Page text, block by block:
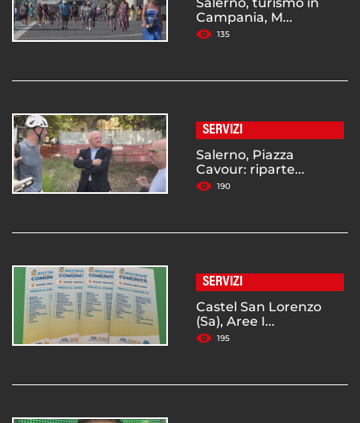
Campania, M...
135
SERVIZI
Salerno, Piazza
Cavour: riparte...
190
SERVIZI
Castel San Lorenzo
(Sa), Aree I...
195